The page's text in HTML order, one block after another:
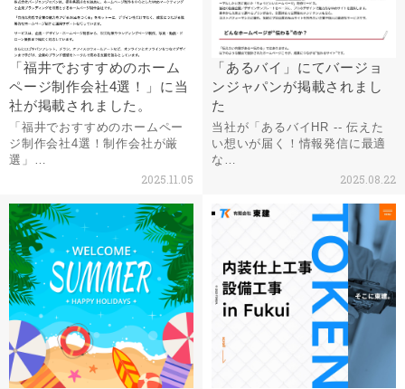
「福井でおすすめのホーム
ページ制作会社4選！」に当
社が掲載されました。
「福井でおすすめのホームペー
ジ制作会社4選！制作会社が厳
選」…
2025.11.05
「あるバイ」にてバージョ
ンジャパンが掲載されまし
た
当社が「あるバイHR -- 伝えた
い想いが届く！情報発信に最適
な…
2025.08.22